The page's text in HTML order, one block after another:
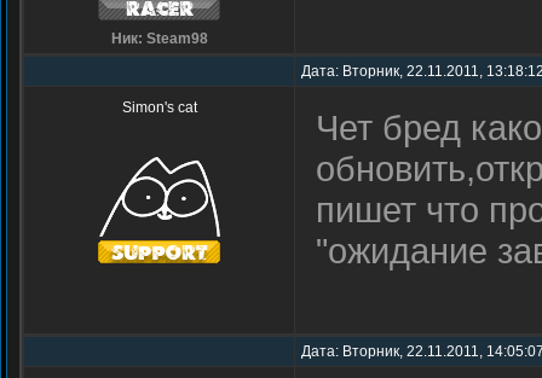
Ник: Steam98
Дата: Вторник, 22.11.2011,
Simon's cat
Чет бред
пишет что
"ожидание
Дата: Вторник, 22.11.2011,